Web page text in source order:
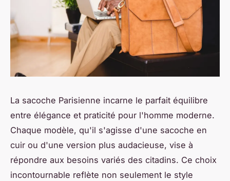
La sacoche Parisienne incarne le parfait équilibre
entre élégance et praticité pour l'homme moderne.
Chaque modèle, qu'il s'agisse d'une sacoche en
cuir ou d'une version plus audacieuse, vise à
répondre aux besoins variés des citadins. Ce choix
incontournable reflète non seulement le style